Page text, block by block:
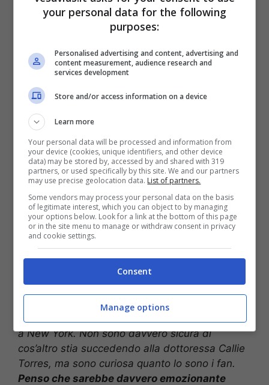
Le parole dell’attrice Sara Ramirez che ha interpretato Callie
L’artistaSara Ramirez ha lasciatoGrey’s
Anatomyalla fine della12esima stagione
Nella storiail suo personaggio si è trasferito a
New York. Per questo molti fan della serie
pensano che potrebbe tornare comeguest star
nella stagione 18. Proprio Ramirez ha parlato di
un suo possibile ritorno inGrey’s Anatomy.
Ramirez ha rilasciato un’intervista a Glamour
durante la quale ha fatto capire chiaramente di
pensare ad un suo ritorno nella serie.
stelle si allineassero in un modo che tutto abbia
un senso, assolutamente.Amo la mia famiglia
di Grey’s Anatomy
. […] Immagino che Callie sia
a New York. Non sono davvero sicura di
cos’altro stia succedendo alla dottoressa Callie
Torres, ma sono curiosa quanto lo sono i fan.
Penso che sarebbe davvero emozionante
your personal data for the following
purposes:
Personalised advertising and content, advertising and
content measurement, audience research and
services development
Store and/or access information on a device
Learn more
Your personal data will be processed and information from
your device (cookies, unique identifiers, and other device
data) may be stored by, accessed by and shared with 319
partners, or used specifically by this site. We and our partners
may use precise geolocation data. List of partners.
Some vendors may process your personal data on the basis
of legitimate interest, which you can object to by managing
your options below. Look for a link at the bottom of this page
or in the site menu to manage or withdraw consent in privacy
and cookie settings.
Consent
Manage options